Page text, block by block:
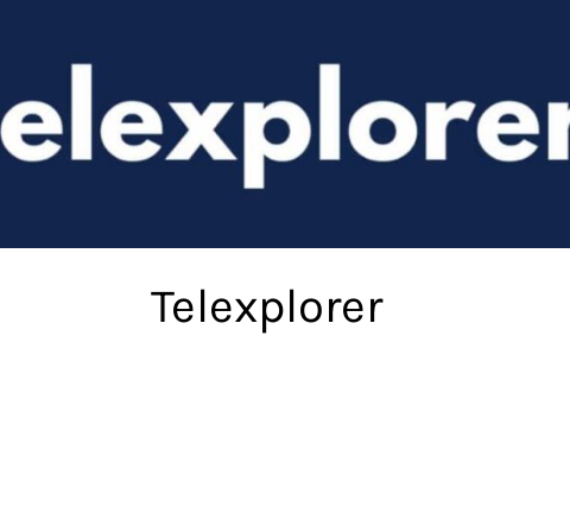
Telexplorer